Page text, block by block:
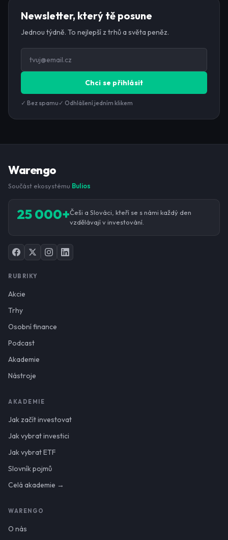
Newsletter, který tě posune
Jednou týdně. To nejlepší z trhů a světa peněz.
Chci se přihlásit
✓ Bez spamu ✓ Odhlášení jedním klikem
Warengo
Součást ekosystému Bulios
25 000+Češi a Slováci, kteří se s námi každý den
vzdělávají v investování.
RUBRIKY
Akcie
Trhy
Osobní finance
Podcast
Akademie
Nástroje
AKADEMIE
Jak začít investovat
Jak vybrat investici
Jak vybrat ETF
Slovník pojmů
Celá akademie →
WARENGO
O nás